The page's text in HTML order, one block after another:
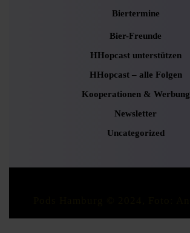
Biertermine
Bier-Freunde
HHopcast unterstützen
HHopcast – alle Folgen
Kooperationen & Werbung
Newsletter
Uncategorized
Scroll